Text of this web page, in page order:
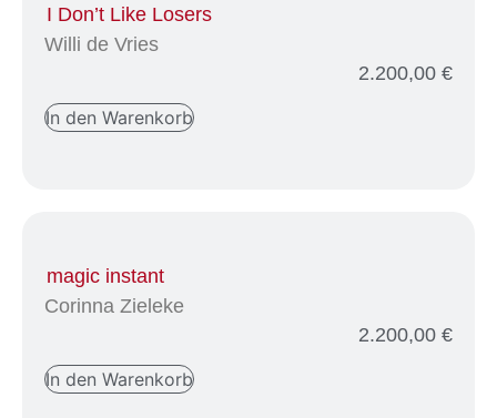
I Don’t Like Losers
Willi de Vries
2.200,00 €
In den Warenkorb
magic instant
Corinna Zieleke
2.200,00 €
In den Warenkorb